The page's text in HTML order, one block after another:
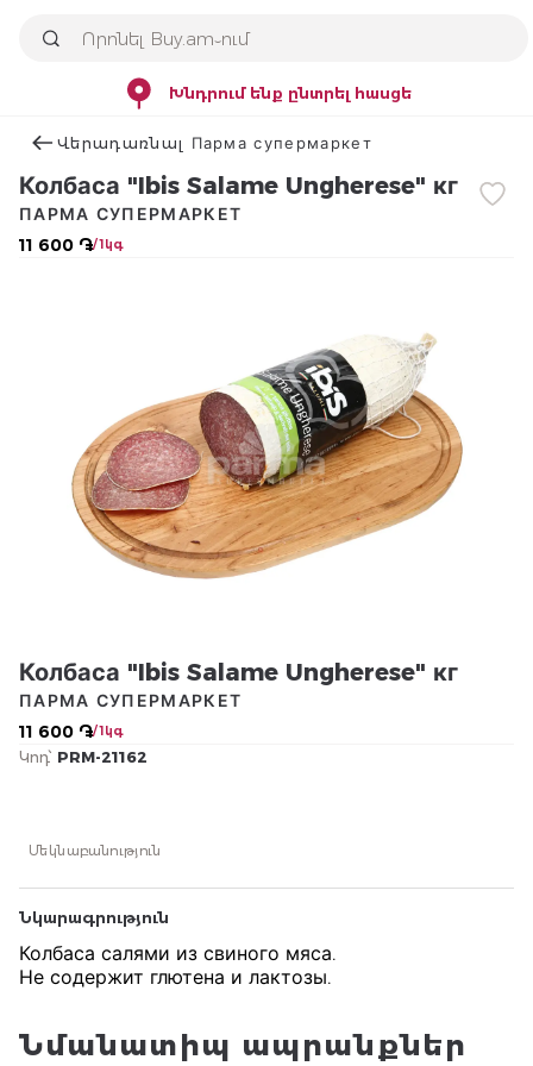
Խնդրում ենք ընտրել հասցե
Վերադառնալ Парма супермаркет
Колбаса "Ibis Salame Ungherese" кг
11 600 ֏/ 1կգ
ПАРМА СУПЕРМАРКЕТ
Колбаса "Ibis Salame Ungherese" кг
11 600 ֏/ 1կգ
ПАРМА СУПЕРМАРКЕТ
Կոդ՝ PRM-21162
Մեկնաբանություն
Նկարագրություն
Колбаса салями из свиного мяса.
Не содержит глютена и лактозы.
Նմանատիպ ապրանքներ